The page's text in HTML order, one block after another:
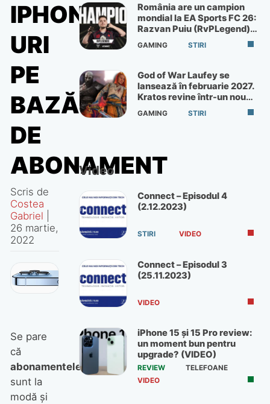
IPHONE-
URI
PE
BAZĂ
DE
ABONAMENT
Scris de
Costea
Gabriel
26 martie,
2022
Se pare
că
abonamentele
sunt la
modă şi
România are un campion
mondial la EA Sports FC 26:
Razvan Puiu (RvPLegend)
câștigă turneul de la Paris
GAMING STIRI
God of War Laufey se
lansează în februarie 2027.
Kratos revine într-un nou
God of War
GAMING STIRI
Video
Connect – Episodul 4
(2.12.2023)
STIRI VIDEO
Connect – Episodul 3
(25.11.2023)
VIDEO
iPhone 15 și 15 Pro review:
un moment bun pentru
upgrade? (VIDEO)
REVIEW
TELEFOANE
VIDEO